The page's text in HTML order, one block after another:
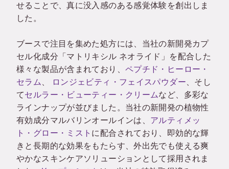
せることで、真に没入感のある感覚体験を創出しま
した。
ブースで注目を集めた処方には、当社の新開発カプ
セル化成分「マトリキシル ネオライド」を配合した
様々な製品が含まれており、 ペプチド・ヒーロー・
セラム、 ロンジェビティ・フェイスパウダー、そし
てセルラー・ビューティー・クリームなど、多彩な
ラインナップが並びました。当社の新開発の植物性
有効成分マルバリンオールインは、 アルティメッ
ト・グロー・ミスト に配合されており、即効的な輝
きと長期的な効果をもたらす、外出先でも使える爽
やかなスキンケアソリューションとして採用されま